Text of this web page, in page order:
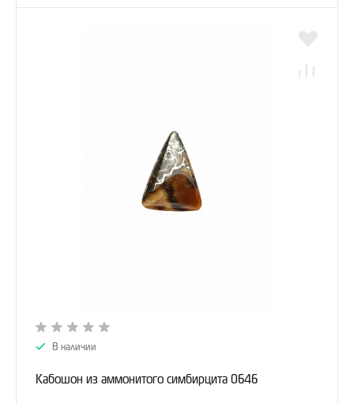
В наличии
Кабошон из аммонитого симбирцита 0646